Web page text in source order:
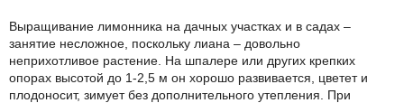
Выращивание лимонника на дачных участках и в садах –
занятие несложное, поскольку лиана – довольно
неприхотливое растение. На шпалере или других крепких
опорах высотой до 1-2,5 м он хорошо развивается, цветет и
плодоносит, зимует без дополнительного утепления. При